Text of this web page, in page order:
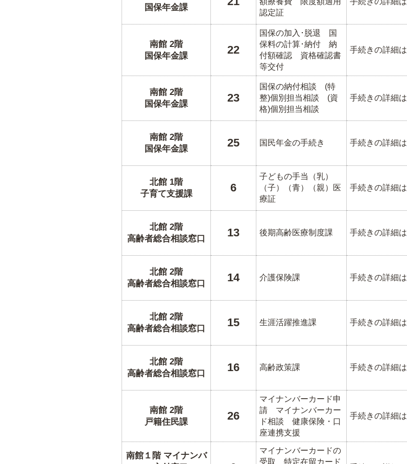
国保年金課
認定証
南館 2階
国保年金課
22
国保の加入･脱退 国
保料の計算･納付 納
付額確認 資格確認書
等交付
手続きの詳細は
南館 2階
国保年金課
23
国保の納付相談 (特
整)個別担当相談 (資
格)個別担当相談
手続きの詳細は
南館 2階
国保年金課
25 国民年金の手続き 手続きの詳細は
北館 1階
子育て支援課
6
子どもの手当（乳）
（子）（青）（親）医
療証
手続きの詳細は
北館 2階
高齢者総合相談窓口
13 後期高齢医療制度課 手続きの詳細は
北館 2階
高齢者総合相談窓口
14 介護保険課 手続きの詳細は
北館 2階
高齢者総合相談窓口
15 生涯活躍推進課 手続きの詳細は
北館 2階
高齢者総合相談窓口
16 高齢政策課 手続きの詳細は
南館 2階
戸籍住民課
26
マイナンバーカード申
請 マイナンバーカー
ド相談 健康保険・口
座連携支援
手続きの詳細は
南館１階 マイナンバ
マイナンバーカードの
受取 特定在留カード